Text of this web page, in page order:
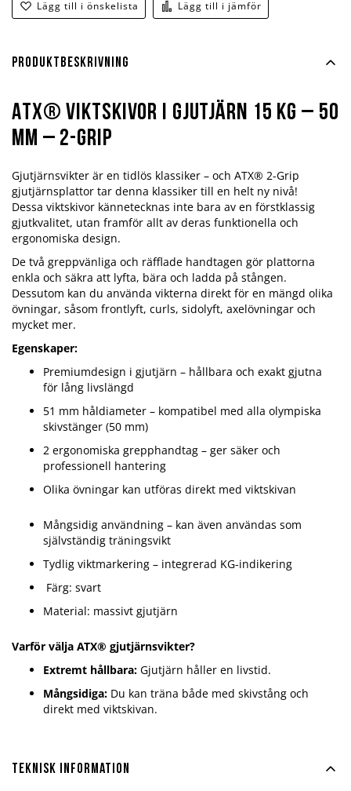
Lägg till i önskelista Lägg till i jämför
Produktbeskrivning
ATX® Viktskivor i Gjutjärn 15 kg – 50
mm – 2-Grip
Gjutjärnsvikter är en tidlös klassiker – och ATX® 2-Grip
gjutjärnsplattor tar denna klassiker till en helt ny nivå!
Dessa viktskivor kännetecknas inte bara av en förstklassig
gjutkvalitet, utan framför allt av deras funktionella och
ergonomiska design.
De två greppvänliga och räfflade handtagen gör plattorna
enkla och säkra att lyfta, bära och ladda på stången.
Dessutom kan du använda vikterna direkt för en mängd olika
övningar, såsom frontlyft, curls, sidolyft, axelövningar och
mycket mer.
Egenskaper:
Premiumdesign i gjutjärn – hållbara och exakt gjutna
för lång livslängd
51 mm håldiameter – kompatibel med alla olympiska
skivstänger (50 mm)
2 ergonomiska grepphandtag – ger säker och
professionell hantering
Olika övningar kan utföras direkt med viktskivan
Mångsidig användning – kan även användas som
självständig träningsvikt
Tydlig viktmarkering – integrerad KG-indikering
Färg: svart
Material: massivt gjutjärn
Varför välja ATX® gjutjärnsvikter?
Extremt hållbara: Gjutjärn håller en livstid.
Mångsidiga: Du kan träna både med skivstång och
direkt med viktskivan.
Teknisk information